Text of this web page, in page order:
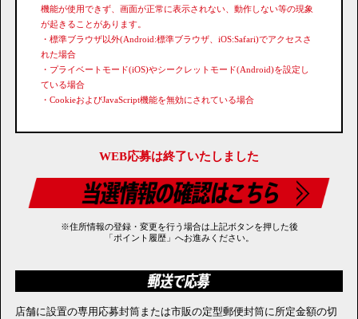
機能が使用できず、画面が正常に表示されない、動作しない等の現象
が起きることがあります。
・標準ブラウザ以外(Android:標準ブラウザ、iOS:Safari)でアクセスさ
れた場合
・プライベートモード(iOS)やシークレットモード(Android)を設定し
ている場合
・CookieおよびJavaScript機能を無効にされている場合
WEB応募は終了いたしました
※住所情報の登録・変更を行う場合は上記ボタンを押した後
「ポイント履歴」へお進みください。
店舗に設置の専用応募封筒または市販の定型郵便封筒に所定金額の切